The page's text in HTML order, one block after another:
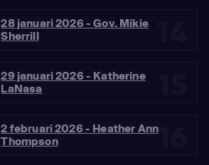
28 januari 2026 - Gov. Mikie
Sherrill
29 januari 2026 - Katherine
LaNasa
16
2 februari 2026 - Heather Ann
Thompson